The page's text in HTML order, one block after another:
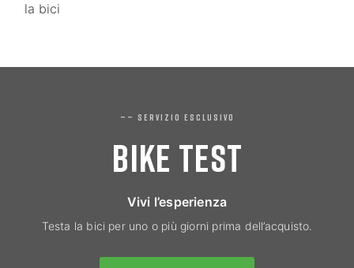
la bici
—— SERVIZIO ESCLUSIVO
BIKE TEST
Vivi l’esperienza
Testa la bici per uno o più giorni prima dell’acquisto.